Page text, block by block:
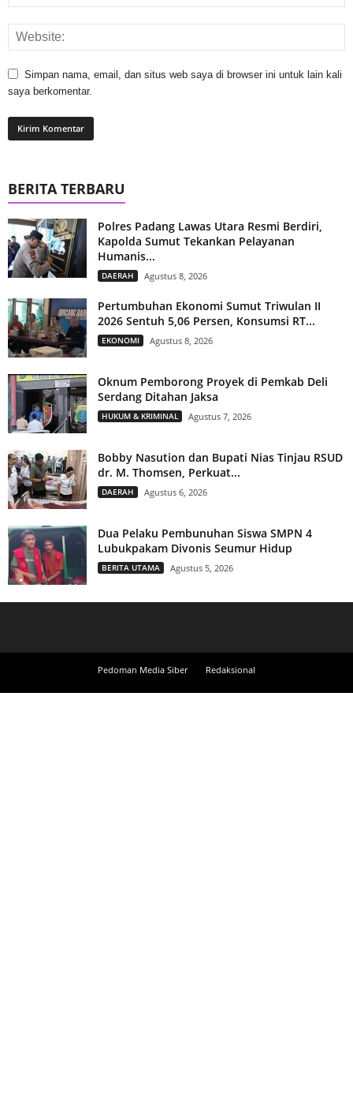
Simpan nama, email, dan situs web saya di browser ini untuk lain kali
saya berkomentar.
BERITA TERBARU
Polres Padang Lawas Utara Resmi Berdiri,
Kapolda Sumut Tekankan Pelayanan
Humanis...
DAERAH Agustus 8, 2026
Pertumbuhan Ekonomi Sumut Triwulan II
2026 Sentuh 5,06 Persen, Konsumsi RT...
EKONOMI Agustus 8, 2026
Oknum Pemborong Proyek di Pemkab Deli
Serdang Ditahan Jaksa
HUKUM & KRIMINAL Agustus 7, 2026
Bobby Nasution dan Bupati Nias Tinjau RSUD
dr. M. Thomsen, Perkuat...
DAERAH Agustus 6, 2026
Dua Pelaku Pembunuhan Siswa SMPN 4
Lubukpakam Divonis Seumur Hidup
BERITA UTAMA Agustus 5, 2026
Pedoman Media Siber Redaksional